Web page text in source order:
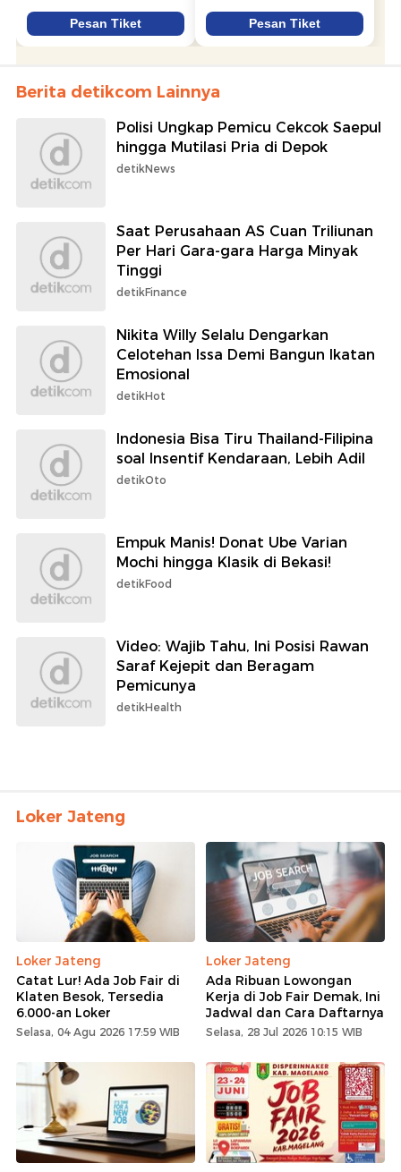
Berita detikcom Lainnya
Polisi Ungkap Pemicu Cekcok Saepul
hingga Mutilasi Pria di Depok
detikNews
Saat Perusahaan AS Cuan Triliunan
Per Hari Gara-gara Harga Minyak
Tinggi
detikFinance
Nikita Willy Selalu Dengarkan
Celotehan Issa Demi Bangun Ikatan
Emosional
detikHot
Indonesia Bisa Tiru Thailand-Filipina
soal Insentif Kendaraan, Lebih Adil
detikOto
Empuk Manis! Donat Ube Varian
Mochi hingga Klasik di Bekasi!
detikFood
Video: Wajib Tahu, Ini Posisi Rawan
Saraf Kejepit dan Beragam
Pemicunya
detikHealth
Loker Jateng
Loker Jateng
Catat Lur! Ada Job Fair di
Klaten Besok, Tersedia
6.000-an Loker
Selasa, 04 Agu 2026 17:59 WIB
Loker Jateng
Ada Ribuan Lowongan
Kerja di Job Fair Demak, Ini
Jadwal dan Cara Daftarnya
Selasa, 28 Jul 2026 10:15 WIB